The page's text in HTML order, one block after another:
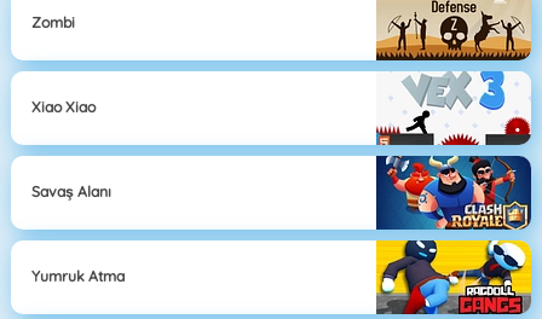
Zombi
Xiao Xiao
Savaş Alanı
Yumruk Atma